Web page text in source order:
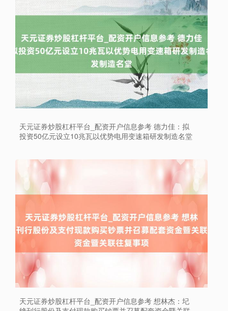
天元证券炒股杠杆平台_配资开户信息参考 德力佳：拟
投资50亿元设立10兆瓦以优势电用变速箱研发制造名堂
天元证券炒股杠杆平台_配资开户信息参考 想林杰：圮